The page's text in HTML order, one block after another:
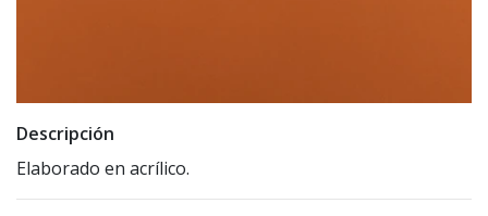
Descripción
Elaborado en acrílico.